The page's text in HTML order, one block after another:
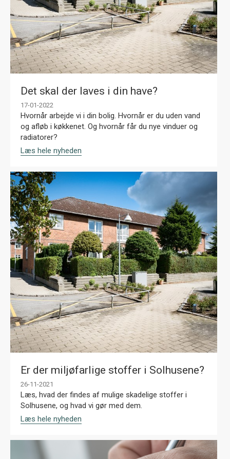
Det skal der laves i din have?
17-01-2022
Hvornår arbejde vi i din bolig. Hvornår er du uden vand
og afløb i køkkenet. Og hvornår får du nye vinduer og
radiatorer?
Læs hele nyheden
Er der miljøfarlige stoffer i Solhusene?
26-11-2021
Læs, hvad der findes af mulige skadelige stoffer i
Solhusene, og hvad vi gør med dem.
Læs hele nyheden